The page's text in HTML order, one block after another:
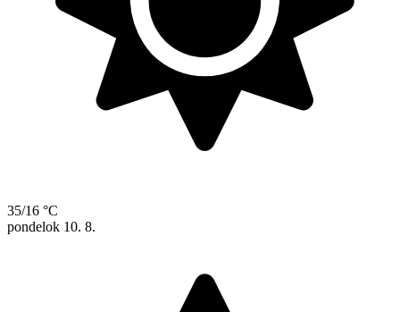
35/16 °C
pondelok 10. 8.